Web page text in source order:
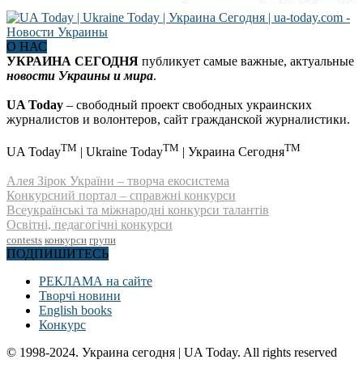
О НАС
УКРАИНА СЕГОДНЯ публикует самые важные, актуальные
новости Украины и мира.
UA Today – свободный проект свободных украинских
журналистов и волонтеров, сайт гражданской журналистики.
UA TodayTM | Ukraine TodayTM | Украина СегодняTM
Алея Зірок України – творча екосистема
Конкурсний портал – справжні конкурси
Всеукраїнські та міжнародні конкурси талантів
Освітні, педагогічні конкурси
contests конкурси групи
ПОДПИШИТЕСЬ
РЕКЛАМА на сайте
Творчі новини
English books
Конкурс
© 1998-2024. Украина сегодня | UA Today. All rights reserved